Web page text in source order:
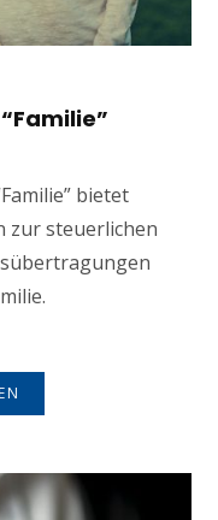
bietet
zur steuerlichen